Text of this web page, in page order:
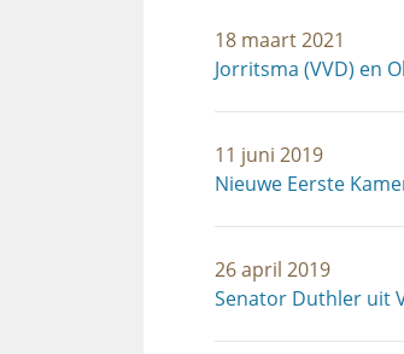
18 maart 2021
Jorritsma (VVD) en
11 juni 2019
Nieuwe Eerste
26 april 2019
Senator Duthler uit